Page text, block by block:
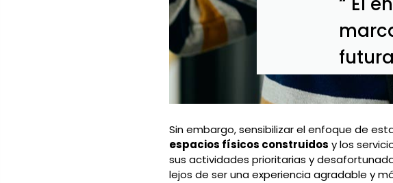
Sin embargo, sensibilizar el enfoque de
espacios físicos construidos y los
sus actividades prioritarias y
lejos de ser una experiencia agradable y